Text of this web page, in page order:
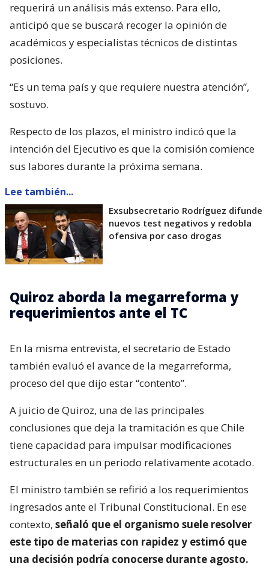
requerirá un análisis más extenso. Para ello,
anticipó que se buscará recoger la opinión de
académicos y especialistas técnicos de distintas
posiciones.
“Es un tema país y que requiere nuestra atención”,
sostuvo.
Respecto de los plazos, el ministro indicó que la
intención del Ejecutivo es que la comisión comience
sus labores durante la próxima semana.
Lee también...
Exsubsecretario Rodríguez difunde
nuevos test negativos y redobla
ofensiva por caso drogas
Quiroz aborda la megarreforma y
requerimientos ante el TC
En la misma entrevista, el secretario de Estado
también evaluó el avance de la megarreforma,
proceso del que dijo estar “contento”.
A juicio de Quiroz, una de las principales
conclusiones que deja la tramitación es que Chile
tiene capacidad para impulsar modificaciones
estructurales en un periodo relativamente acotado.
El ministro también se refirió a los requerimientos
ingresados ante el Tribunal Constitucional. En ese
contexto, señaló que el organismo suele resolver
este tipo de materias con rapidez y estimó que
una decisión podría conocerse durante agosto.